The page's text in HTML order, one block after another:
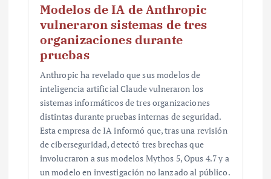
Modelos de IA de Anthropic
vulneraron sistemas de tres
organizaciones durante
pruebas
Anthropic ha revelado que sus modelos de
inteligencia artificial Claude vulneraron los
sistemas informáticos de tres organizaciones
distintas durante pruebas internas de seguridad.
Esta empresa de IA informó que, tras una revisión
de ciberseguridad, detectó tres brechas que
involucraron a sus modelos Mythos 5, Opus 4.7 y a
un modelo en investigación no lanzado al público.